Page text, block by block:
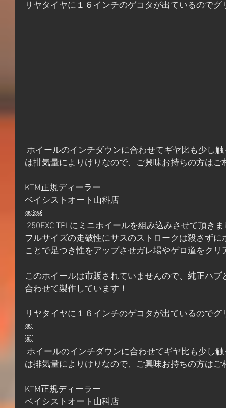
リヤタイヤに１６インチのゲコタが出ているので
は排気量によりけりなので、ご興味お持ちの方はご
KTM正規ディーラー
ベイシストオート山科店
￼￼
250EXC TPI にミニホイールを組み込みさせて頂き
フルサイズの走破性にサスのストロークは殺さず
ことで足つき性をアップさせガレ場やゲロ道をク
このホイールは市販されていませんので、純正ハ
合わせて製作しています！
リヤタイヤに１６インチのゲコタが出ているので
￼
￼
は排気量によりけりなので、ご興味お持ちの方はご
KTM正規ディーラー
ベイシストオート山科店